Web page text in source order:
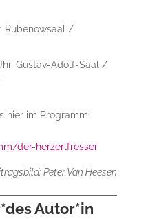
Rubenowsaal /
Gustav-Adolf-Saal /
hier im Programm:
der-herzerlfresser
Peter Van Heesen
Autor*in